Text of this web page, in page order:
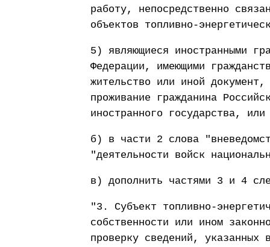
работу, непосредственно
объектов топливно-
5) являющиеся иностранными
Федерации, имеющими
жительство или иной документ,
проживание гражданина
иностранного государства,
б) в части 2 слова
"деятельности войск
в) дополнить частями 3 и 4
"3. Субъект топливно-
собственности или ином
проверку сведений,